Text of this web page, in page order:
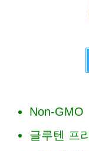
Non-GMO
글루텐 프리